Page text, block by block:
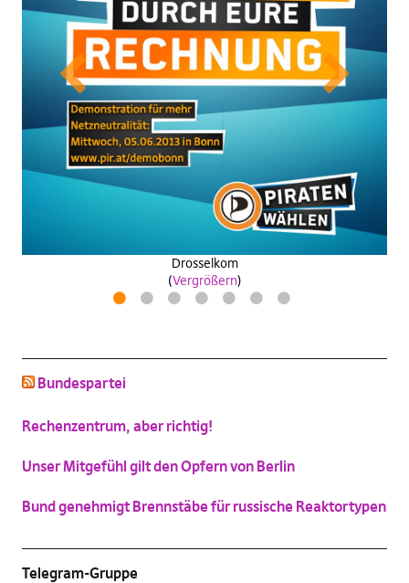
Previous
Drosselkom
(Vergrößern)
Wähle
antifanatische aktion
(Vergrößern)
zeitpiratzuwerden
(Vergrößern)
(Vergrößern)
industrie40wasa
(Vergrößern)
Next
1 2 3 4 5 6 7
Bundespartei
Rechenzentrum, aber richtig!
Unser Mitgefühl gilt den Opfern von Berlin
Bund genehmigt Brennstäbe für russische Reaktortypen
Telegram-Gruppe